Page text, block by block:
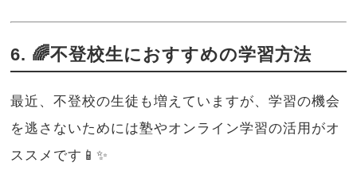
6. 🌈不登校生におすすめの学習方法
最近、不登校の生徒も増えていますが、学習の機会
を逃さないためには塾やオンライン学習の活用がオ
ススメです📱✨